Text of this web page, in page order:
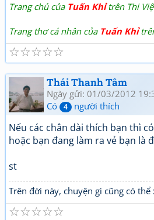
Trang chủ của Tuấn Khỉtrên Thi
Trang thơ cá nhân của Tuấn Khỉ
☆
☆
☆
☆
☆
Thái Thanh Tâm
Ngày gửi: 01/03/2012
Có
4 người thích
Nếu các chân dài thích bạn thì
hoặc bạn đang làm ra vẻ bạn là
st
Trên đời này, chuyện gì cũng có thể
☆
☆
☆
☆
☆